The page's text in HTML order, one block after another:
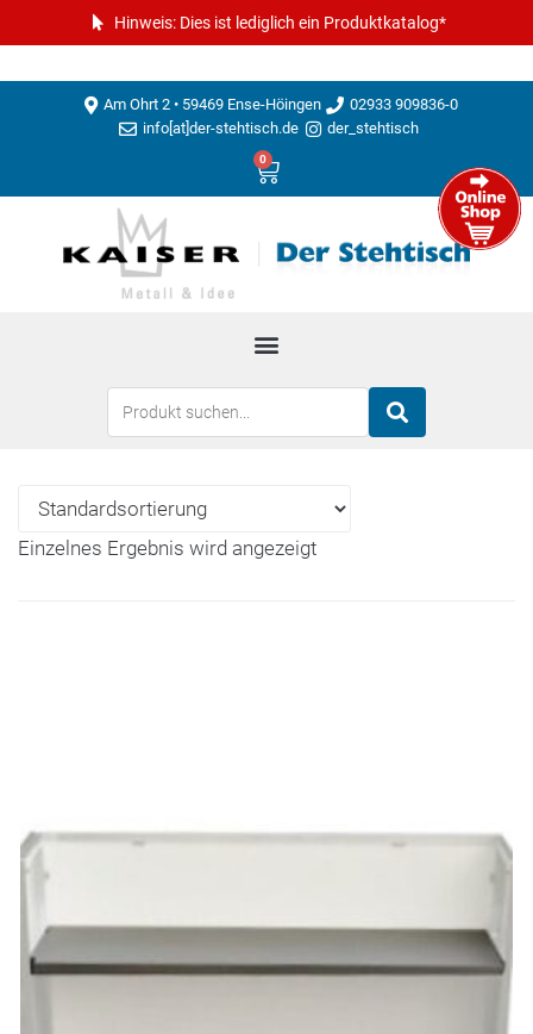
Hinweis: Dies ist lediglich ein Produktkatalog*
Am Ohrt 2 • 59469 Ense-Höingen
02933 909836-0
info[at]der-stehtisch.de
der_stehtisch
0
Einzelnes Ergebnis wird angezeigt